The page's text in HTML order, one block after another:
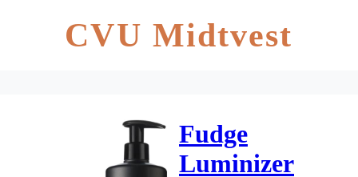
CVU Midtvest
Fudge
Luminizer